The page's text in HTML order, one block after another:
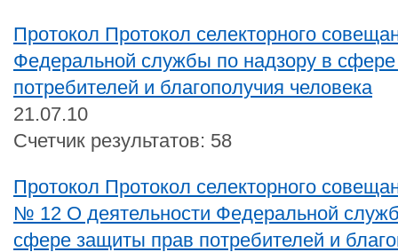
Протокол Протокол селекторного
Федеральной службы по надзору в
потребителей и благополучия человека
21.07.10
Счетчик результатов: 58
Протокол Протокол селекторного
№ 12 О деятельности Федеральной
сфере защиты прав потребителей и